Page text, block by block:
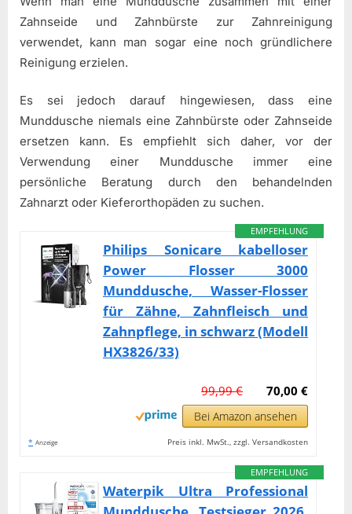
Zahnseide und Zahnbürste zur Zahnreinigung
verwendet, kann man sogar eine noch gründlichere
Reinigung erzielen.
Es sei jedoch darauf hingewiesen, dass eine
Munddusche niemals eine Zahnbürste oder Zahnseide
ersetzen kann. Es empfiehlt sich daher, vor der
Verwendung einer Munddusche immer eine
persönliche Beratung durch den behandelnden
Zahnarzt oder Kieferorthopäden zu suchen.
EMPFEHLUNG
Philips Sonicare kabelloser
Power Flosser 3000
Munddusche, Wasser-Flosser
für Zähne, Zahnfleisch und
Zahnpflege, in schwarz (Modell
HX3826/33)
70,00 €
99,99 €
Bei Amazon ansehen
* Anzeige Preis inkl. MwSt., zzgl. Versandkosten
EMPFEHLUNG
Waterpik Ultra Professional